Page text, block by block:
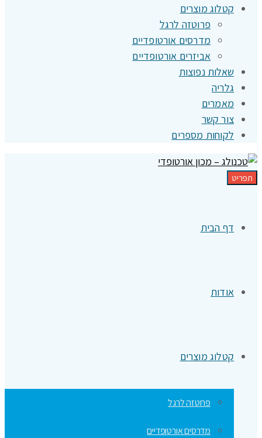
קטלוג מוצרים
פרוטזה לרגל
מדרסים אורטופדיים
אביזרים אורטופדיים
שאלות נפוצות
גלריה
מאמרים
צור קשר
לקוחות מספרים
תפריט
דף הבית
אודות
קטלוג מוצרים
פרוטזה לרגל
מדרסים אורטופדיים